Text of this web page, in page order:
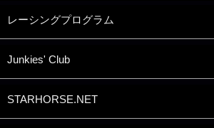
レーシングプログラム
Junkies' Club
STARHORSE.NET